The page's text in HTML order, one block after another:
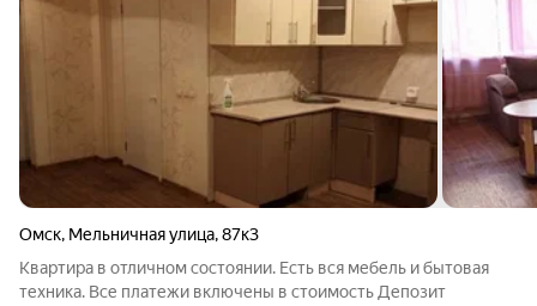
Омск, Мельничная улица,87к3
Квартира в отличном состоянии. Есть вся мебель и бытовая
техника. Все платежи включены в стоимость Депозит